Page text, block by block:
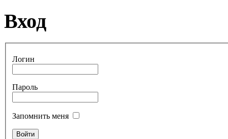
Вход
Логин
Пароль
Запомнить меня